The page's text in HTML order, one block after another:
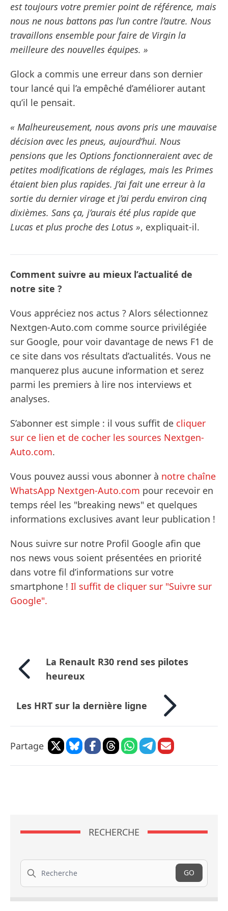
est toujours votre premier point de référence, mais
nous ne nous battons pas l’un contre l’autre. Nous
travaillons ensemble pour faire de Virgin la
meilleure des nouvelles équipes. »
Glock a commis une erreur dans son dernier
tour lancé qui l’a empêché d’améliorer autant
qu’il le pensait.
« Malheureusement, nous avons pris une mauvaise
décision avec les pneus, aujourd’hui. Nous
pensions que les Options fonctionneraient avec de
petites modifications de réglages, mais les Primes
étaient bien plus rapides. J’ai fait une erreur à la
sortie du dernier virage et j’ai perdu environ cinq
dixièmes. Sans ça, j’aurais été plus rapide que
Lucas et plus proche des Lotus », expliquait-il.
Comment suivre au mieux l’actualité de
notre site ?
Vous appréciez nos actus ? Alors sélectionnez
Nextgen-Auto.com comme source privilégiée
sur Google, pour voir davantage de news F1 de
ce site dans vos résultats d’actualités. Vous ne
manquerez plus aucune information et serez
parmi les premiers à lire nos interviews et
analyses.
S’abonner est simple : il vous suffit de cliquer
sur ce lien et de cocher les sources Nextgen-
Auto.com.
Vous pouvez aussi vous abonner à notre chaîne
WhatsApp Nextgen-Auto.com pour recevoir en
temps réel les "breaking news" et quelques
informations exclusives avant leur publication !
Nous suivre sur notre Profil Google afin que
nos news vous soient présentées en priorité
dans votre fil d’informations sur votre
smartphone ! Il suffit de cliquer sur "Suivre sur
Google".
La Renault R30 rend ses pilotes
heureux
Les HRT sur la dernière ligne
Partage
RECHERCHE
Recherche
GO